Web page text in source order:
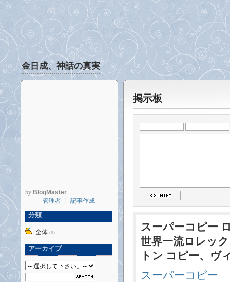
金日成、神話の真実
掲示板
スーパーコピー
世界一流ロレッ
トン コピー、ヴ
スーパーコピー
by BlogMaster
管理者
記事作成
分類
全体 (9)
アーカイブ